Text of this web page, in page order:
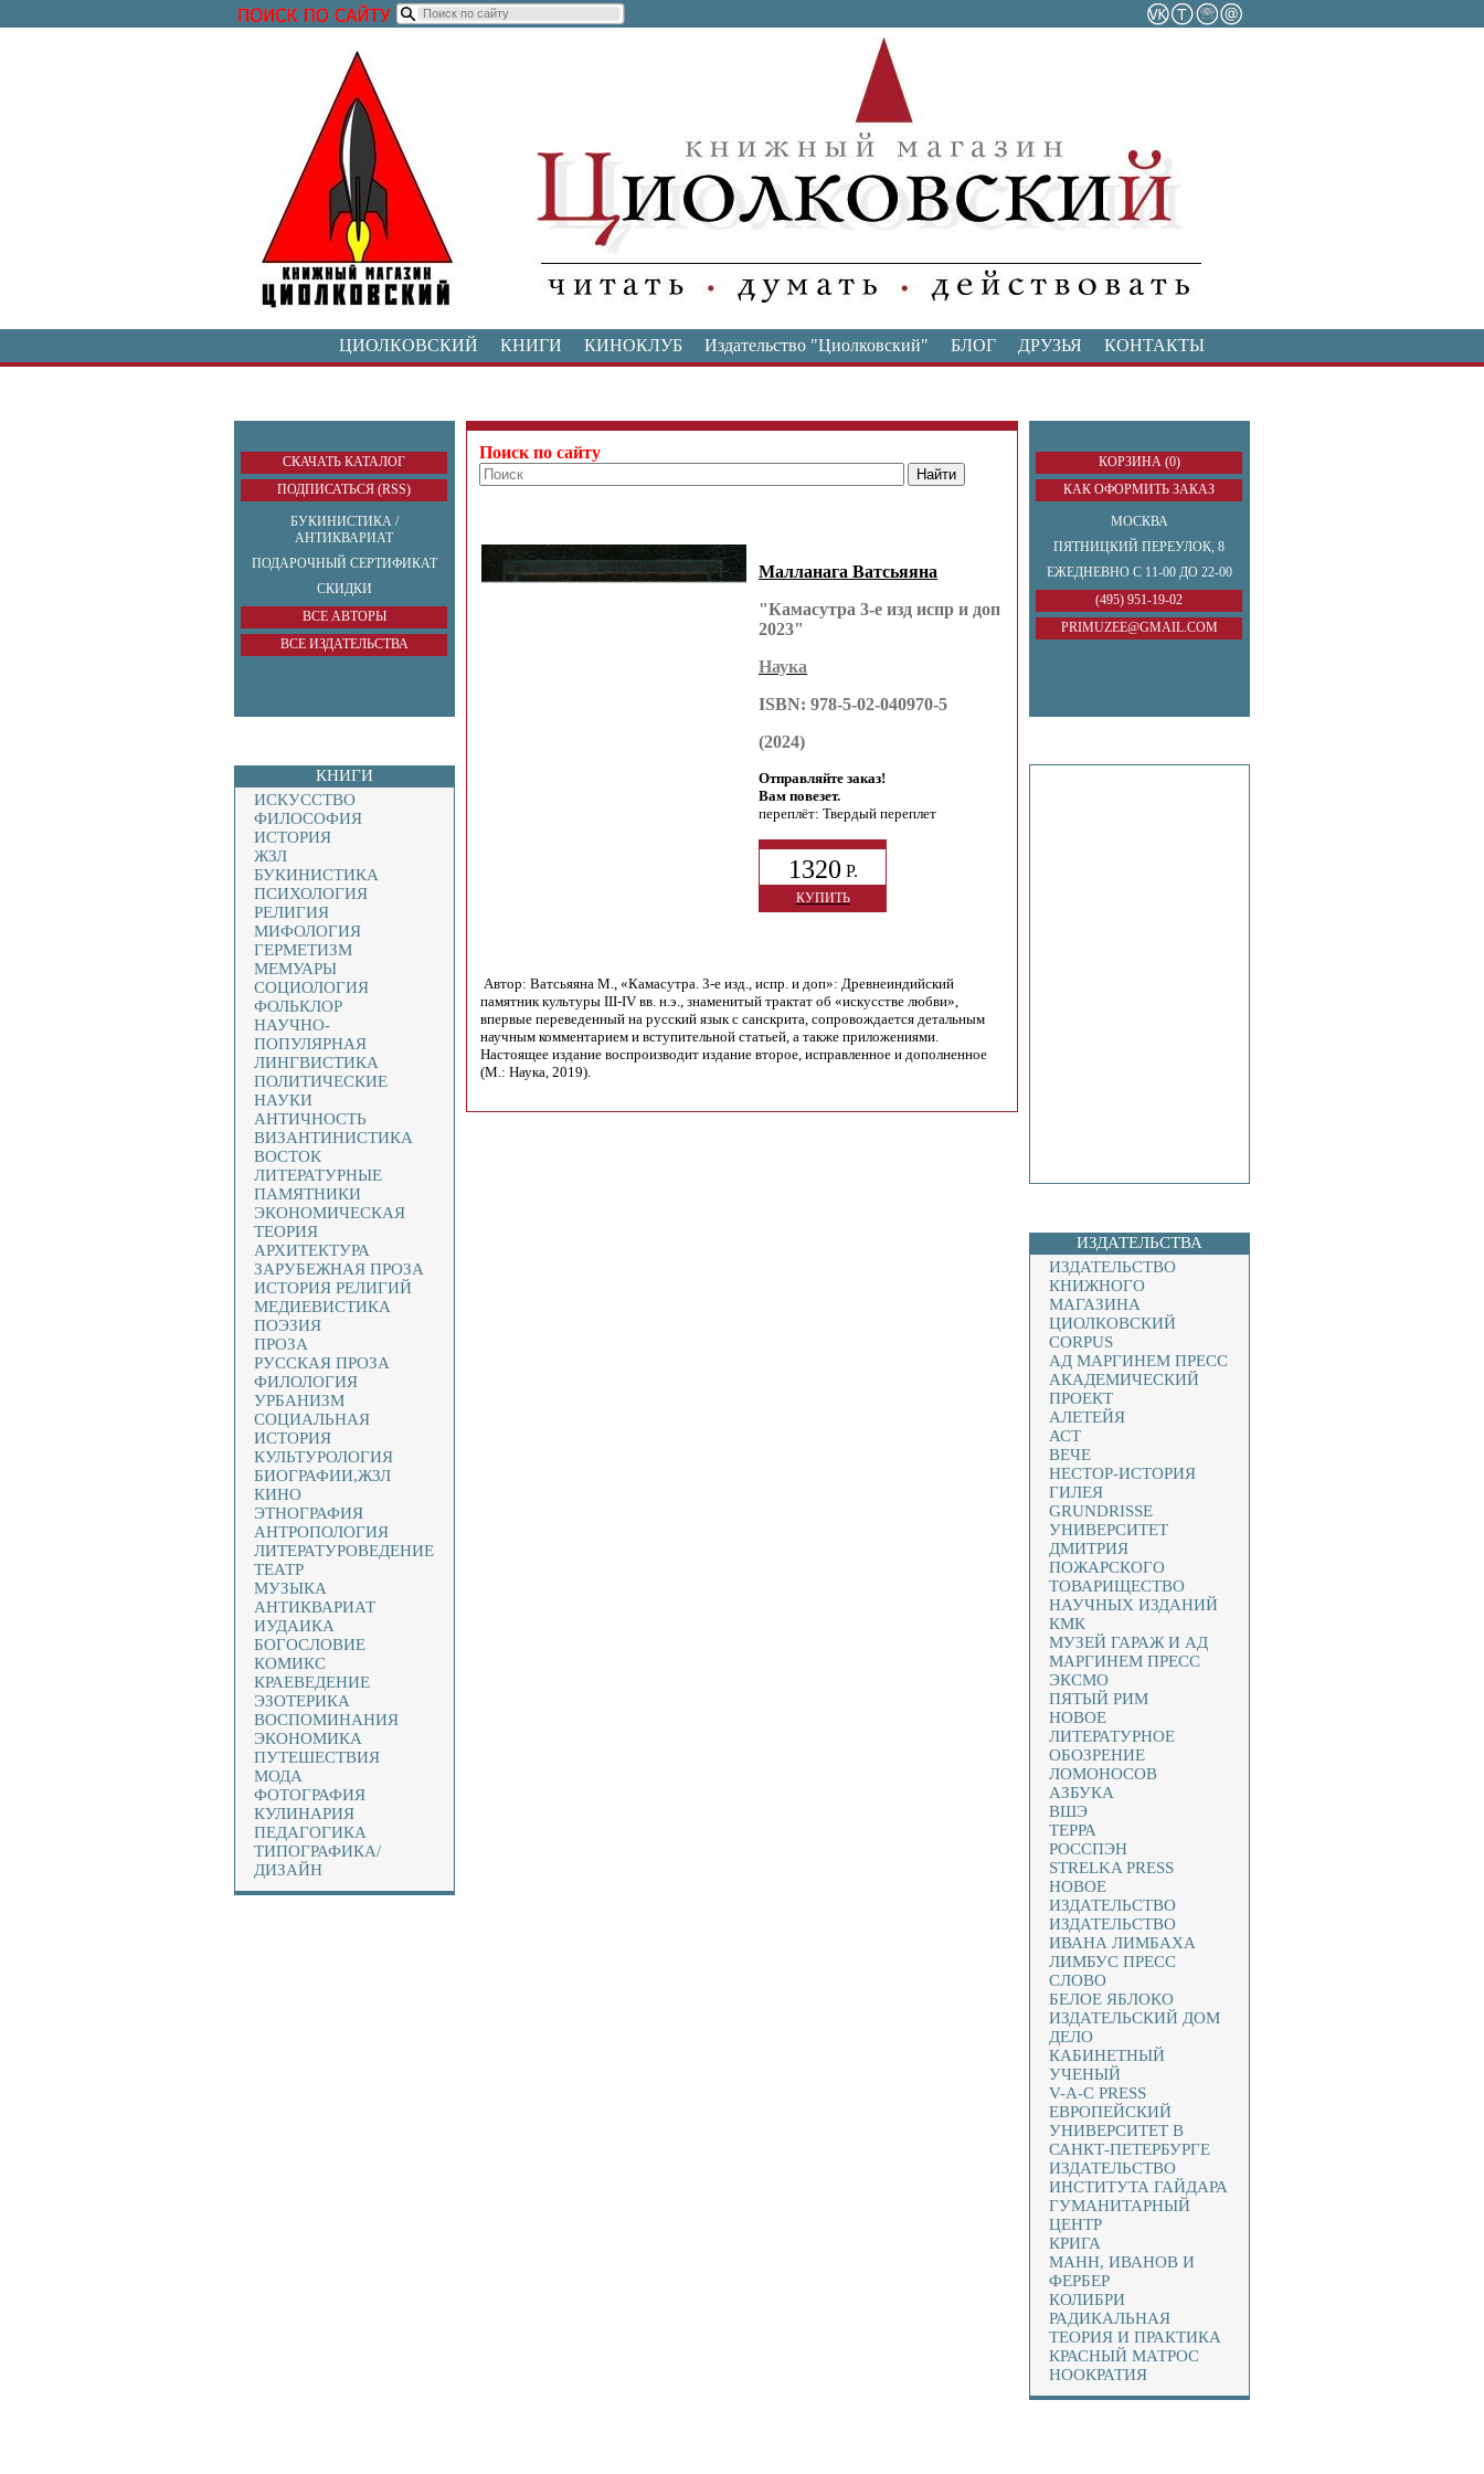
ЦИОЛКОВСКИЙ КНИГИ КИНОКЛУБ Издательство "Циолковский" БЛОГ ДРУЗЬЯ КОНТАКТЫ
СКАЧАТЬ КАТАЛОГ
ПОДПИСАТЬСЯ (RSS)
БУКИНИСТИКА /
АНТИКВАРИАТ
ПОДАРОЧНЫЙ СЕРТИФИКАТ
СКИДКИ
ВСЕ АВТОРЫ
ВСЕ ИЗДАТЕЛЬСТВА
КНИГИ
ИСКУССТВО
ФИЛОСОФИЯ
ИСТОРИЯ
ЖЗЛ
БУКИНИСТИКА
ПСИХОЛОГИЯ
РЕЛИГИЯ
МИФОЛОГИЯ
ГЕРМЕТИЗМ
МЕМУАРЫ
СОЦИОЛОГИЯ
ФОЛЬКЛОР
НАУЧНО-
ПОПУЛЯРНАЯ
ЛИНГВИСТИКА
ПОЛИТИЧЕСКИЕ
НАУКИ
АНТИЧНОСТЬ
ВИЗАНТИНИСТИКА
ВОСТОК
ЛИТЕРАТУРНЫЕ
ПАМЯТНИКИ
ЭКОНОМИЧЕСКАЯ
ТЕОРИЯ
АРХИТЕКТУРА
ЗАРУБЕЖНАЯ ПРОЗА
ИСТОРИЯ РЕЛИГИЙ
МЕДИЕВИСТИКА
ПОЭЗИЯ
ПРОЗА
РУССКАЯ ПРОЗА
ФИЛОЛОГИЯ
УРБАНИЗМ
СОЦИАЛЬНАЯ
ИСТОРИЯ
КУЛЬТУРОЛОГИЯ
БИОГРАФИИ,ЖЗЛ
КИНО
ЭТНОГРАФИЯ
АНТРОПОЛОГИЯ
ЛИТЕРАТУРОВЕДЕНИЕ
ТЕАТР
МУЗЫКА
АНТИКВАРИАТ
ИУДАИКА
БОГОСЛОВИЕ
КОМИКС
КРАЕВЕДЕНИЕ
ЭЗОТЕРИКА
ВОСПОМИНАНИЯ
ЭКОНОМИКА
ПУТЕШЕСТВИЯ
МОДА
ФОТОГРАФИЯ
КУЛИНАРИЯ
ПЕДАГОГИКА
ТИПОГРАФИКА/
ДИЗАЙН
Поиск по сайту
Малланага Ватсьяяна
"Камасутра 3-е изд испр и доп
2023"
Наука
ISBN: 978-5-02-040970-5
(2024)
Отправляйте заказ!
Вам повезет.
переплёт: Твердый переплет
1320 Р.
КУПИТЬ
Автор: Ватсьяяна М., «Камасутра. 3-е изд., испр. и доп»: Древнеиндийский
памятник культуры III-IV вв. н.э., знаменитый трактат об «искусстве любви»,
впервые переведенный на русский язык с санскрита, сопровождается детальным
научным комментарием и вступительной статьей, а также приложениями.
Настоящее издание воспроизводит издание второе, исправленное и дополненное
(М.: Наука, 2019).
КОРЗИНА (0)
КАК ОФОРМИТЬ ЗАКАЗ
МОСКВА
ПЯТНИЦКИЙ ПЕРЕУЛОК, 8
ЕЖЕДНЕВНО С 11-00 ДО 22-00
(495) 951-19-02
PRIMUZEE@GMAIL.COM
ИЗДАТЕЛЬСТВА
ИЗДАТЕЛЬСТВО
КНИЖНОГО
МАГАЗИНА
ЦИОЛКОВСКИЙ
CORPUS
АД МАРГИНЕМ ПРЕСС
АКАДЕМИЧЕСКИЙ
ПРОЕКТ
АЛЕТЕЙЯ
АСТ
ВЕЧЕ
НЕСТОР-ИСТОРИЯ
ГИЛЕЯ
GRUNDRISSE
УНИВЕРСИТЕТ
ДМИТРИЯ
ПОЖАРСКОГО
ТОВАРИЩЕСТВО
НАУЧНЫХ ИЗДАНИЙ
КМК
МУЗЕЙ ГАРАЖ И АД
МАРГИНЕМ ПРЕСС
ЭКСМО
ПЯТЫЙ РИМ
НОВОЕ
ЛИТЕРАТУРНОЕ
ОБОЗРЕНИЕ
ЛОМОНОСОВ
АЗБУКА
ВШЭ
ТЕРРА
РОССПЭН
STRELKA PRESS
НОВОЕ
ИЗДАТЕЛЬСТВО
ИЗДАТЕЛЬСТВО
ИВАНА ЛИМБАХА
ЛИМБУС ПРЕСС
СЛОВО
БЕЛОЕ ЯБЛОКО
ИЗДАТЕЛЬСКИЙ ДОМ
ДЕЛО
КАБИНЕТНЫЙ
УЧЕНЫЙ
V-A-C PRESS
ЕВРОПЕЙСКИЙ
УНИВЕРСИТЕТ В
САНКТ-ПЕТЕРБУРГЕ
ИЗДАТЕЛЬСТВО
ИНСТИТУТА ГАЙДАРА
ГУМАНИТАРНЫЙ
ЦЕНТР
КРИГА
МАНН, ИВАНОВ И
ФЕРБЕР
КОЛИБРИ
РАДИКАЛЬНАЯ
ТЕОРИЯ И ПРАКТИКА
КРАСНЫЙ МАТРОС
НООКРАТИЯ